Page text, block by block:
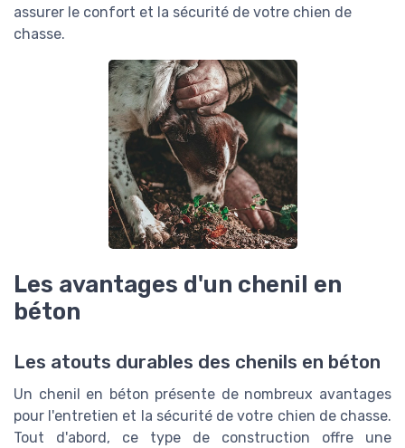
assurer le confort et la sécurité de votre chien de
chasse.
Les avantages d'un chenil en
béton
Les atouts durables des chenils en béton
Un chenil en béton présente de nombreux avantages
pour l'entretien et la sécurité de votre chien de chasse.
Tout d'abord, ce type de construction offre une